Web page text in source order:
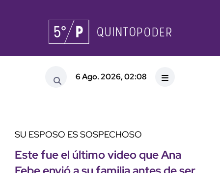
6 Ago. 2026, 02:08
SU ESPOSO ES SOSPECHOSO
Este fue el último video que Ana